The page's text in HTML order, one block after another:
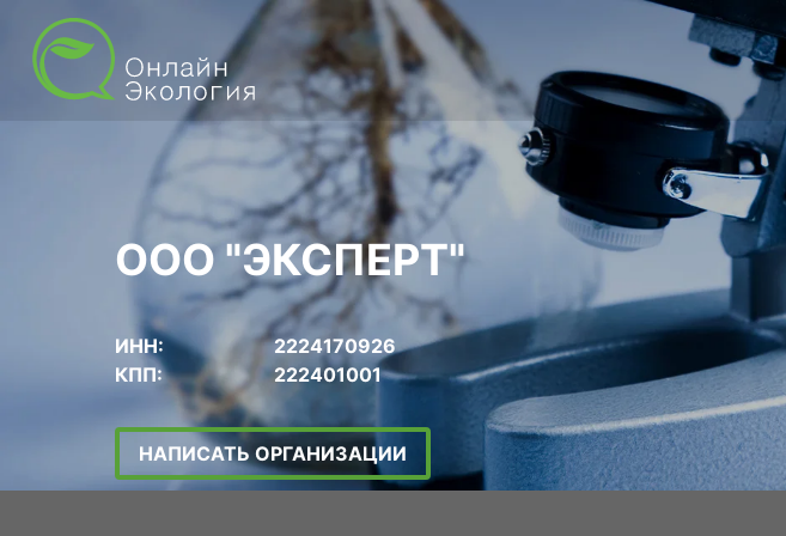
ООО "ЭКСПЕРТ"
ИНН:
2224170926
КПП:
222401001
НАПИСАТЬ ОРГАНИЗАЦИИ